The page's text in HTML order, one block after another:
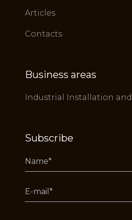
Articles
Contacts
Business areas
Industrial Installation
Subscribe